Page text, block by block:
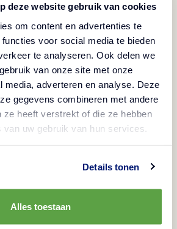
deze website gebruik van cookies
om content en advertenties te
voor social media te bieden
te analyseren. Ook delen we
van onze site met onze
media, adverteren en analyse. Deze
gegevens combineren met andere
ze heeft verstrekt of die ze hebben
uw gebruik van hun services.
Details tonen
Alles toestaan
– from farm to fork
full sustainability